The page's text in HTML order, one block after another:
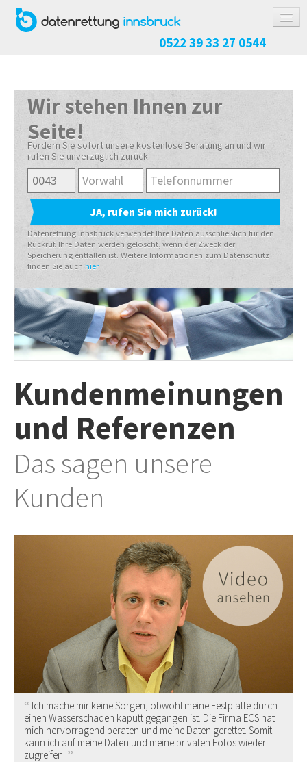
0522 39 33 27 0544
FESTPLATTEN / SSD
RAID-SYSTEM
NAS-SYSTEM
USB-STICK / SPEICHERKARTE
HANDY / TABLET
KOSTEN
ABLAUF
RICHTIG VERPACKEN
INFO
IMPRESSUM
AGB
DATENSCHUTZ
HAFTUNGSAUSSCHLUSS
WIDERRUFSBELEHRUNG
STANDORTE
Wir stehen Ihnen zur
Seite!
Fordern Sie sofort unsere kostenlose Beratung an und wir
rufen Sie unverzüglich zurück.
Datenrettung Innsbruck verwendet Ihre Daten ausschließlich für den
Rückruf. Ihre Daten werden gelöscht, wenn der Zweck der
Speicherung entfallen ist. Weitere Informationen zum Datenschutz
finden Sie auchhier.
Kundenmeinungen
und Referenzen
Das sagen unsere
Kunden
Ich mache mir keine Sorgen, obwohl meine Festplatte durch
einen Wasserschaden kaputt gegangen ist. Die Firma ECS hat
mich hervorragend beraten und meine Daten gerettet. Somit
kann ich auf meine Daten und meine privaten Fotos wieder
zugreifen.